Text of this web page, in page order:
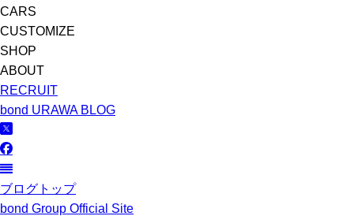
CARS
CUSTOMIZE
SHOP
ABOUT
RECRUIT
bond URAWA BLOG
ブログトップ
bond Group Official Site